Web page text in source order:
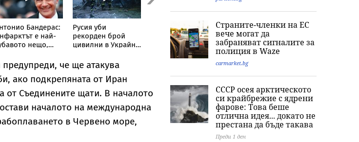
Бандерас:
е най-
нещо,
Русия уби
рекорден брой
цивилни в Украйна
Иран и Оман
напредват към
споразумение за
Ормузкия проток
Нетаняху отхвърли
новия мирен план
за Газа въпреки
гаранциите за
разоръжаване на
„Това не е
Тръмп разкри
че ще атакува
ако подкрепяната от Иран
от Съединените щати. В началото
началото на международна
в Червено море,
Страните-членки на ЕС
вече могат да
забраняват сигналите за
полиция в Waze
carmarket.bg
СССР осея арктическото
си крайбрежие с ядрени
фарове: Това беше
отлична идея... докато не
престана да бъде такава
Преди 1 ден